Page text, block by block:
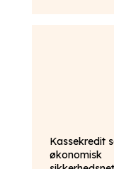
Kassekredit
økonomisk